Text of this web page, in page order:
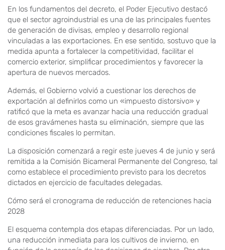
En los fundamentos del decreto, el Poder Ejecutivo destacó
que el sector agroindustrial es una de las principales fuentes
de generación de divisas, empleo y desarrollo regional
vinculadas a las exportaciones. En ese sentido, sostuvo que la
medida apunta a fortalecer la competitividad, facilitar el
comercio exterior, simplificar procedimientos y favorecer la
apertura de nuevos mercados.
Además, el Gobierno volvió a cuestionar los derechos de
exportación al definirlos como un «impuesto distorsivo» y
ratificó que la meta es avanzar hacia una reducción gradual
de esos gravámenes hasta su eliminación, siempre que las
condiciones fiscales lo permitan.
La disposición comenzará a regir este jueves 4 de junio y será
remitida a la Comisión Bicameral Permanente del Congreso, tal
como establece el procedimiento previsto para los decretos
dictados en ejercicio de facultades delegadas.
Cómo será el cronograma de reducción de retenciones hacia
2028
El esquema contempla dos etapas diferenciadas. Por un lado,
una reducción inmediata para los cultivos de invierno, en